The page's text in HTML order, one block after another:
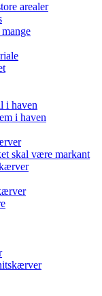
arealer
i haven
i haven
skal være markant